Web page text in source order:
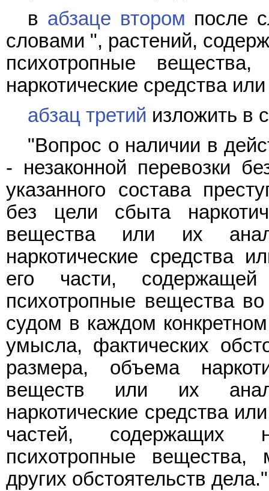
в абзаце втором после
словами ", растений,
психотропные
наркотические средства
абзац третий изложить в
"Вопрос о наличии в
- незаконной перевозки
указанного состава
без цели сбыта
вещества или их
наркотические средства
его части, содержащей
психотропные вещества
судом в каждом
умысла, фактических
размера, объема
веществ или их
наркотические средства
частей, содержащих
психотропные
других обстоятельств